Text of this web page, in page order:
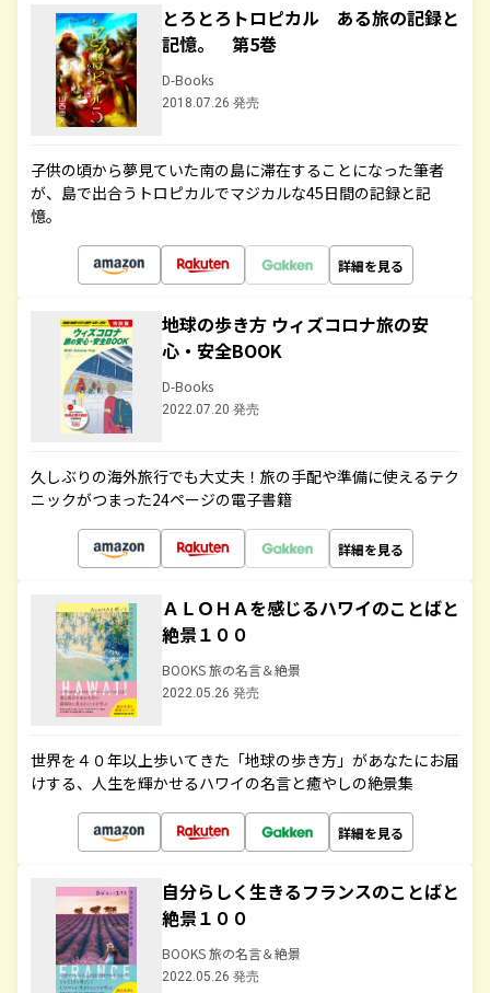
とろとろトロピカル ある旅の記録と
記憶。 第5巻
D-Books
2018.07.26 発売
子供の頃から夢見ていた南の島に滞在することになった筆者
が、島で出合うトロピカルでマジカルな45日間の記録と記
憶。
詳細を見る
地球の歩き方 ウィズコロナ旅の安
心・安全BOOK
D-Books
2022.07.20 発売
久しぶりの海外旅行でも大丈夫！旅の手配や準備に使えるテク
ニックがつまった24ページの電子書籍
詳細を見る
ＡＬＯＨＡを感じるハワイのことばと
絶景１００
BOOKS 旅の名言＆絶景
2022.05.26 発売
世界を４０年以上歩いてきた「地球の歩き方」があなたにお届
けする、人生を輝かせるハワイの名言と癒やしの絶景集
詳細を見る
自分らしく生きるフランスのことばと
絶景１００
BOOKS 旅の名言＆絶景
2022.05.26 発売